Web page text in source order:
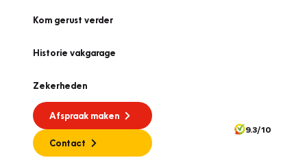
Kom gerust verder
Historie vakgarage
Zekerheden
Afspraak maken
Contact
9.3/10